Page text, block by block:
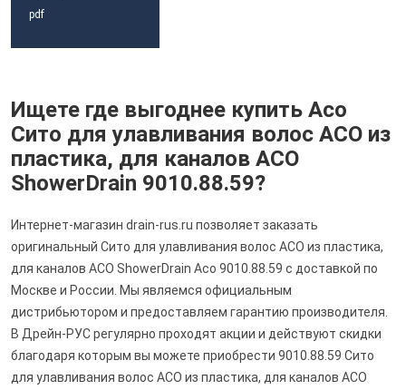
pdf
Ищете где выгоднее купить Aco
Сито для улавливания волос ACO из
пластика, для каналов ACO
ShowerDrain 9010.88.59?
Интернет-магазин drain-rus.ru позволяет заказать
оригинальный Сито для улавливания волос ACO из пластика,
для каналов ACO ShowerDrain Aco 9010.88.59 с доставкой по
Москве и России. Мы являемся официальным
дистрибьютором и предоставляем гарантию производителя.
В Дрейн-РУС регулярно проходят акции и действуют скидки
благодаря которым вы можете приобрести 9010.88.59 Сито
для улавливания волос ACO из пластика, для каналов ACO